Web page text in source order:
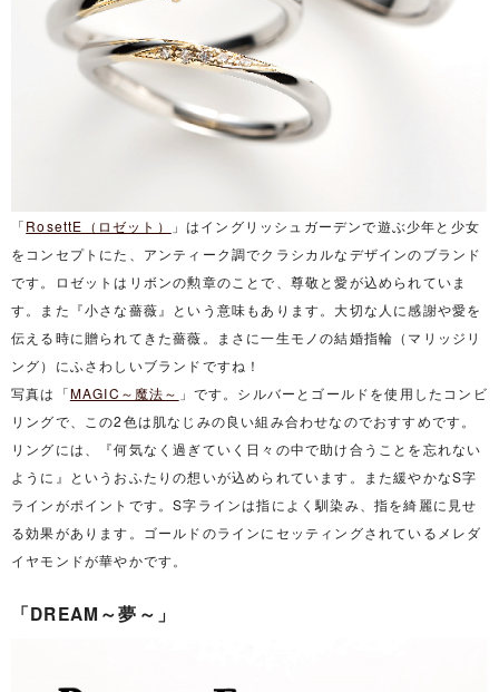
「RosettE（ロゼット）
」はイングリッシュガーデンで遊ぶ少年と少女
をコンセプトにた、アンティーク調でクラシカルなデザインのブランド
です。ロゼットはリボンの勲章のことで、尊敬と愛が込められていま
す。また『小さな薔薇』という意味もあります。大切な人に感謝や愛を
伝える時に贈られてきた薔薇。まさに一生モノの結婚指輪（マリッジリ
ング）にふさわしいブランドですね！
写真は「MAGIC～魔法～ 」です。シルバーとゴールドを使用したコンビ
リングで、この2色は肌なじみの良い組み合わせなのでおすすめです。
リングには、『何気なく過ぎていく日々の中で助け合うことを忘れない
ように』というおふたりの想いが込められています。また緩やかなS字
ラインがポイントです。S字ラインは指によく馴染み、指を綺麗に見せ
る効果があります。ゴールドのラインにセッティングされているメレダ
イヤモンドが華やかです。
「DREAM～夢～」